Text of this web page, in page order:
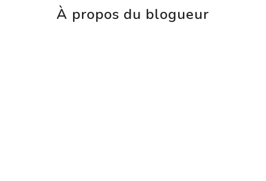
À propos du blogueur